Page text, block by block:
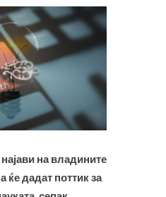
најави на владините
ќе дадат поттик за